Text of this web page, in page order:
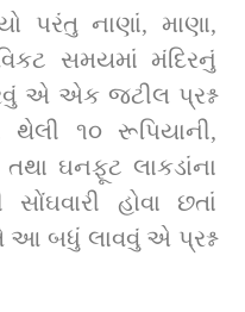
પરંતુ નાણાં, માણા,
સમયમાં મંદિરનું
એ એક જટીલ પ્રશ્ન
૧૦ રૂપિયાની,
ઘનફૂટ લાકડાંના
હોવા છતાં
આ બધું લાવવું એ પ્રશ્ન